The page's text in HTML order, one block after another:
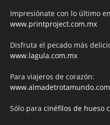
Impresiónate con lo último
www.printproject.com.mx
Disfruta el pecado más
www.lagula.com.mx
Para viajeros de corazón:
www.almadetrotamundo.com
Sólo para cinéfilos de hueso